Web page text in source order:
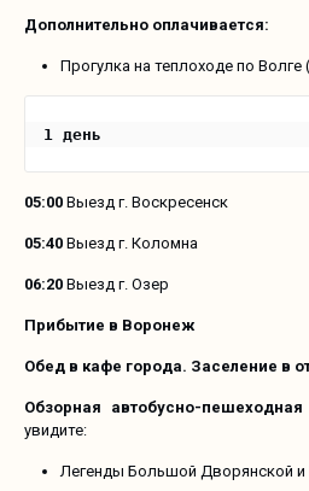
Дополнительно оплачивается:
Прогулка на теплоходе по Волге
1 день
05:00 Выезд г. Воскресенск
05:40 Выезд г. Коломна
06:20 Выезд г. Озер
Прибытие в Воронеж
Обед в кафе города. Заселение в
Обзорная автобусно-пешеходная
увидите:
Легенды Большой Дворянской и